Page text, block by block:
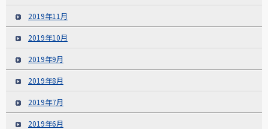
2019年11月
2019年10月
2019年9月
2019年8月
2019年7月
2019年6月